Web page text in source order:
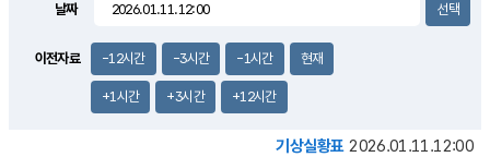
날짜
이전자료 -12시간 -3시간 -1시간 현재
+1시간 +3시간 +12시간
기상실황표 2026.01.11.12:00